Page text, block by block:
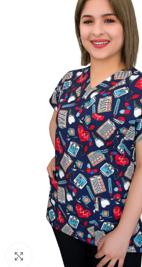
Büyütmek için tıklayın